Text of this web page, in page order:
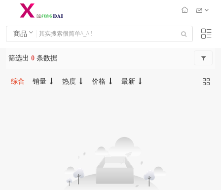
商品
筛选出 0 条数据
综合 销量 热度 价格 最新